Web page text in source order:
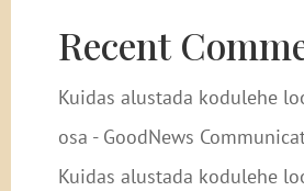
Recent
Kuidas alustada kodulehe
osa - GoodNews
Kuidas alustada kodulehe